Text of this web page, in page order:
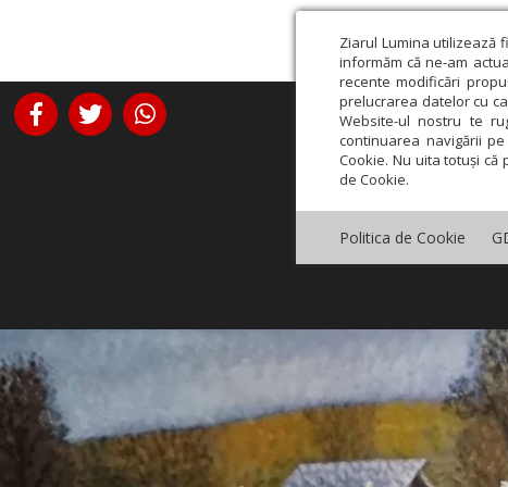
Ziarul Lumina utilizează
informăm că ne-am
recente modificări
prelucrarea datelor cu
Website-ul nostru te
continuarea navigării
Cookie. Nu uita totuși
de Cookie.
Politica de Cookie